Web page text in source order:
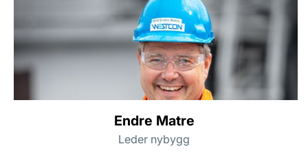
Endre Matre
Leder nybygg